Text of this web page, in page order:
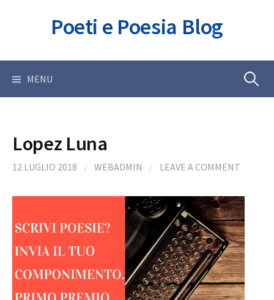
Poeti e Poesia Blog
MENU Ricerca
Lopez Luna
12 LUGLIO 2018 / WEBADMIN / LEAVE A COMMENT